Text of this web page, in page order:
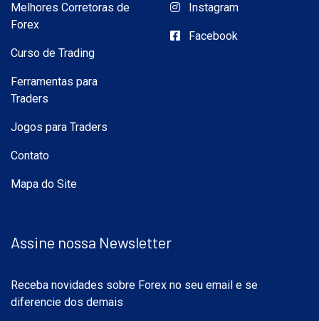
Melhores Corretoras de
Forex
Curso de Trading
Ferramentas para
Traders
Jogos para Traders
Contato
Mapa do Site
Instagram
Facebook
Assine nossa Newsletter
Receba novidades sobre Forex no seu email e se
diferencie dos demais